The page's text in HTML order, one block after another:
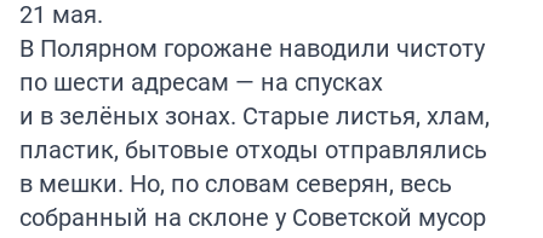
21 мая.
В Полярном горожане наводили чистоту
по шести адресам — на спусках
и в зелёных зонах. Старые листья, хлам,
пластик, бытовые отходы отправлялись
в мешки. Но, по словам северян, весь
собранный на склоне у Советской мусор